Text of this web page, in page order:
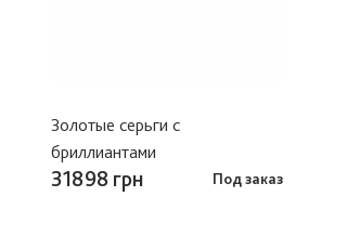
Золотые серьги с
бриллиантами
31898 грн Под заказ